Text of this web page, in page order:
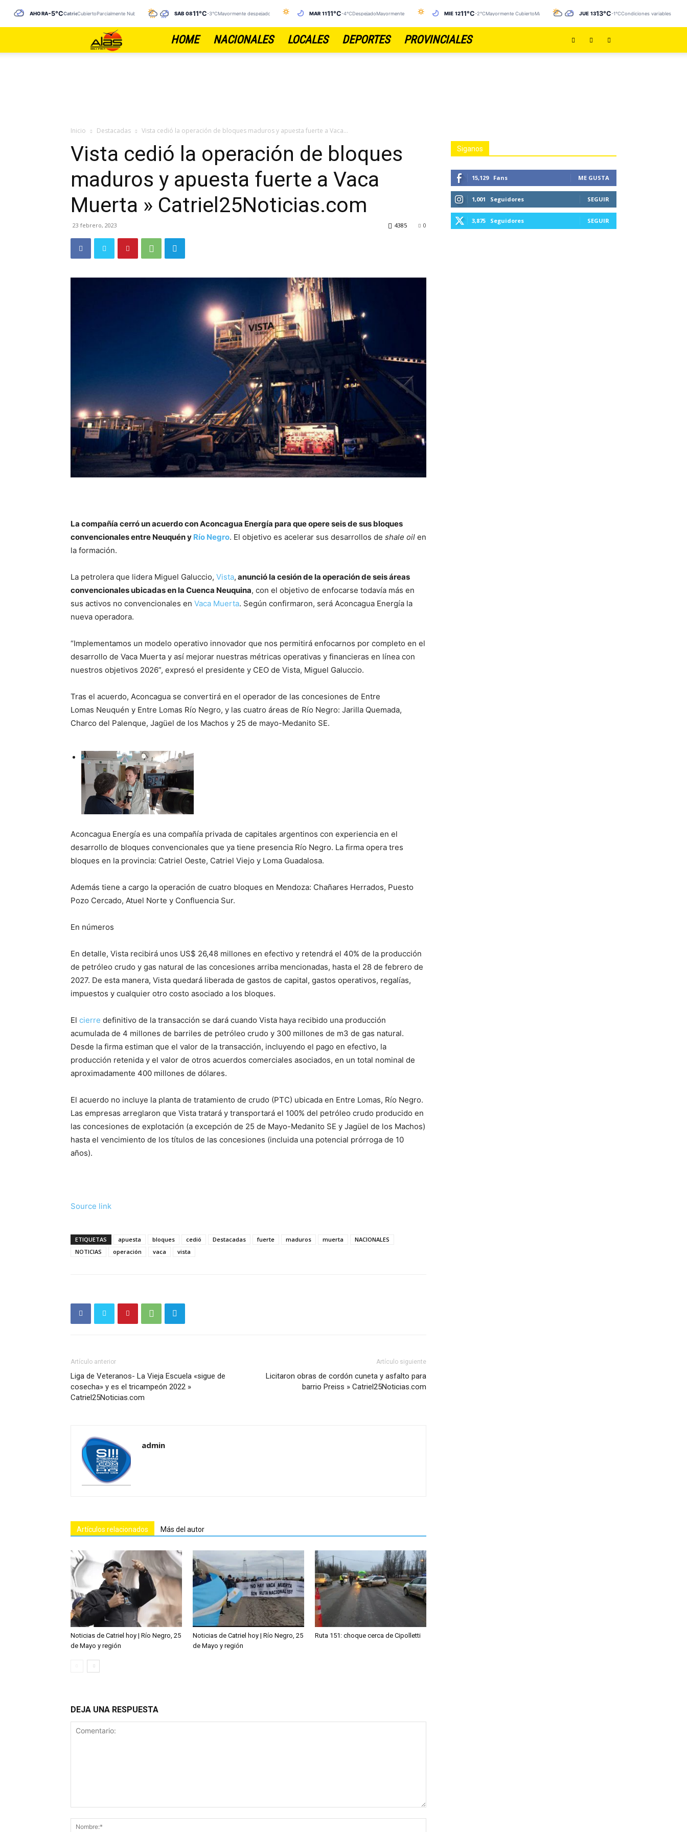
AHORA-5°CCatrielCubiertoParcialmente Nublado SÁB 0811°C-3°CMayormente despejado y VentosoInestableMAR 1111°C-4°CDespejadoMayormente Despejado MIÉ 1211°C-2°CMayormente CubiertoMayormente DespejadoJUE 1313°C-1°CCondiciones variables
HOME NACIONALES LOCALES DEPORTES PROVINCIALES
Inicio Destacadas Vista cedió la operación de bloques maduros y apuesta fuerte a Vaca...
Vista cedió la operación de bloques
maduros y apuesta fuerte a Vaca
Muerta » Catriel25Noticias.com
23 febrero, 2023 0
4385
La compañía cerró un acuerdo con Aconcagua Energía para que opere seis de sus bloques
convencionales entre Neuquén y Río Negro. El objetivo es acelerar sus desarrollos de shale oil en
la formación.
La petrolera que lidera Miguel Galuccio, Vista, anunció la cesión de la operación de seis áreas
convencionales ubicadas en la Cuenca Neuquina, con el objetivo de enfocarse todavía más en
sus activos no convencionales en Vaca Muerta. Según confirmaron, será Aconcagua Energía la
nueva operadora.
“Implementamos un modelo operativo innovador que nos permitirá enfocarnos por completo en el
desarrollo de Vaca Muerta y así mejorar nuestras métricas operativas y financieras en línea con
nuestros objetivos 2026”, expresó el presidente y CEO de Vista, Miguel Galuccio.
Tras el acuerdo, Aconcagua se convertirá en el operador de las concesiones de Entre
Lomas Neuquén y Entre Lomas Río Negro, y las cuatro áreas de Río Negro: Jarilla Quemada,
Charco del Palenque, Jagüel de los Machos y 25 de mayo-Medanito SE.
Aconcagua Energía es una compañía privada de capitales argentinos con experiencia en el
desarrollo de bloques convencionales que ya tiene presencia Río Negro. La firma opera tres
bloques en la provincia: Catriel Oeste, Catriel Viejo y Loma Guadalosa.
Además tiene a cargo la operación de cuatro bloques en Mendoza: Chañares Herrados, Puesto
Pozo Cercado, Atuel Norte y Confluencia Sur.
En números
En detalle, Vista recibirá unos US$ 26,48 millones en efectivo y retendrá el 40% de la producción
de petróleo crudo y gas natural de las concesiones arriba mencionadas, hasta el 28 de febrero de
2027. De esta manera, Vista quedará liberada de gastos de capital, gastos operativos, regalías,
impuestos y cualquier otro costo asociado a los bloques.
El cierre definitivo de la transacción se dará cuando Vista haya recibido una producción
acumulada de 4 millones de barriles de petróleo crudo y 300 millones de m3 de gas natural.
Desde la firma estiman que el valor de la transacción, incluyendo el pago en efectivo, la
producción retenida y el valor de otros acuerdos comerciales asociados, en un total nominal de
aproximadamente 400 millones de dólares.
El acuerdo no incluye la planta de tratamiento de crudo (PTC) ubicada en Entre Lomas, Río Negro.
Las empresas arreglaron que Vista tratará y transportará el 100% del petróleo crudo producido en
las concesiones de explotación (a excepción de 25 de Mayo-Medanito SE y Jagüel de los Machos)
hasta el vencimiento de los títulos de las concesiones (incluida una potencial prórroga de 10
años).
Source link
ETIQUETAS apuesta bloques cedió Destacadas fuerte maduros muerta
NACIONALES
NOTICIAS
operación vaca vista
Artículo anterior
Liga de Veteranos- La Vieja Escuela «sigue de
cosecha» y es el tricampeón 2022 »
Catriel25Noticias.com
Artículo siguiente
Licitaron obras de cordón cuneta y asfalto para
barrio Preiss » Catriel25Noticias.com
admin
Artículos relacionados Más del autor
Noticias de Catriel hoy | Río Negro, 25
de Mayo y región
Noticias de Catriel hoy | Río Negro, 25
de Mayo y región
Ruta 151: choque cerca de Cipolletti
DEJA UNA RESPUESTA
Siganos
15,129 Fans ME GUSTA
1,001 Seguidores SEGUIR
3,875 Seguidores SEGUIR